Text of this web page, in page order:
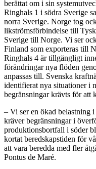
berättat om i sin
Ringhals 1 i södra Sverige
norra Sverige. Norge tog
likströmsförbindelse till
Sverige till Norge. Vi ser
Finland som exporteras till
Ringhals 4 är tillgängligt
förändringar nya flöden
anpassas till. Svenska
identifierat nya situationer i
begränsningar krävts för att
– Vi ser en ökad belastning
kräver begränsningar i
produktionsbortfall i söder
kortat beredskapstiden för
att vara beredda med fler
Pontus de Maré.